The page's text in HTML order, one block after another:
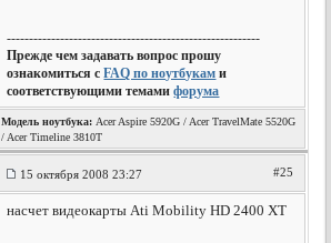
---------------------------------------------------------
Прежде чем задавать вопрос прошу
ознакомиться сFAQ по ноутбукам и
соответствующими темамифорума
Модель ноутбука: Acer Aspire 5920G / Acer TravelMate 5520G
/ Acer Timeline 3810T
15 октября 2008 23:27 #25
насчет видеокарты Ati Mobility HD 2400 XT